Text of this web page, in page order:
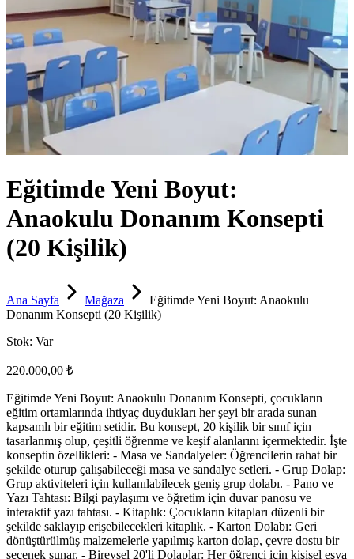
Eğitimde Yeni Boyut:
Anaokulu Donanım Konsepti
(20 Kişilik)
Ana Sayfa Mağaza
Eğitimde Yeni Boyut: Anaokulu
Donanım Konsepti (20 Kişilik)
Stok: Var
220.000,00 ₺
Eğitimde Yeni Boyut: Anaokulu Donanım Konsepti, çocukların
eğitim ortamlarında ihtiyaç duydukları her şeyi bir arada sunan
kapsamlı bir eğitim setidir. Bu konsept, 20 kişilik bir sınıf için
tasarlanmış olup, çeşitli öğrenme ve keşif alanlarını içermektedir. İşte
konseptin özellikleri: - Masa ve Sandalyeler: Öğrencilerin rahat bir
şekilde oturup çalışabileceği masa ve sandalye setleri. - Grup Dolap:
Grup aktiviteleri için kullanılabilecek geniş grup dolabı. - Pano ve
Yazı Tahtası: Bilgi paylaşımı ve öğretim için duvar panosu ve
interaktif yazı tahtası. - Kitaplık: Çocukların kitapları düzenli bir
şekilde saklayıp erişebilecekleri kitaplık. - Karton Dolabı: Geri
dönüştürülmüş malzemelerle yapılmış karton dolap, çevre dostu bir
seçenek sunar. - Bireysel 20'li Dolaplar: Her öğrenci için kişisel eşya